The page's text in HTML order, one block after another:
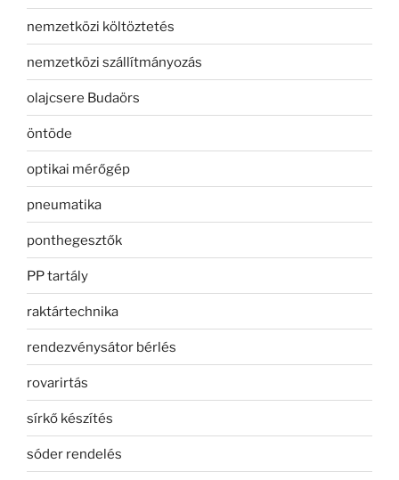
nemzetközi költöztetés
nemzetközi szállítmányozás
olajcsere Budaörs
öntöde
optikai mérőgép
pneumatika
ponthegesztők
PP tartály
raktártechnika
rendezvénysátor bérlés
rovarirtás
sírkő készítés
sóder rendelés